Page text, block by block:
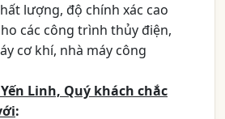
lượng, độ chính xác cao
các công trình thủy điện,
cơ khí, nhà máy công
Linh, Quý khách chắc
: